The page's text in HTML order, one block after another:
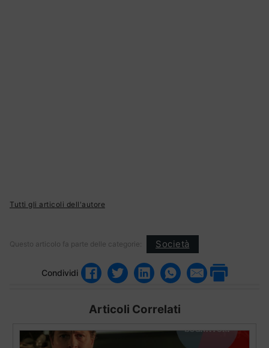
Tutti gli articoli dell'autore
Questo articolo fa parte delle categorie: Società
Condividi
Articoli Correlati